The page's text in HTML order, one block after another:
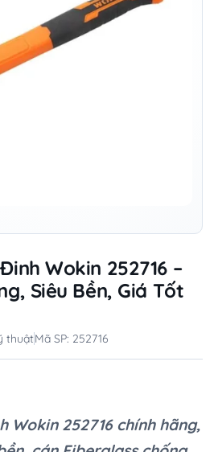
Wokin 252716 –
Siêu Bền, Giá Tốt
thuậtMã SP: 252716
Wokin 252716 chính hãng,